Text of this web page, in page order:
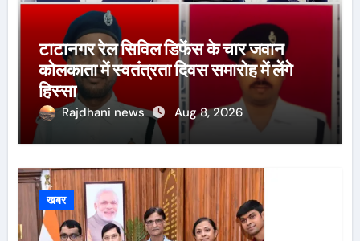
टाटानगर रेल सिविल डिफेंस के चार जवान
कोलकाता में स्वतंत्रता दिवस समारोह में लेंगे
हिस्सा
Rajdhani news Aug 8, 2026
खबर